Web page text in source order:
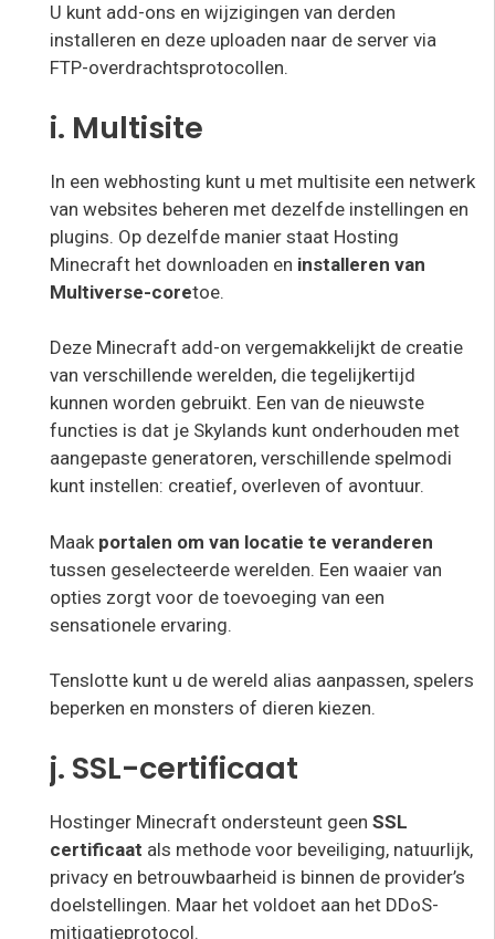
U kunt add-ons en wijzigingen van derden
installeren en deze uploaden naar de server via
FTP-overdrachtsprotocollen.
i. Multisite
In een webhosting kunt u met multisite een netwerk
van websites beheren met dezelfde instellingen en
plugins. Op dezelfde manier staat Hosting
Minecraft het downloaden en installeren van
Multiverse-coretoe.
Deze Minecraft add-on vergemakkelijkt de creatie
van verschillende werelden, die tegelijkertijd
kunnen worden gebruikt. Een van de nieuwste
functies is dat je Skylands kunt onderhouden met
aangepaste generatoren, verschillende spelmodi
kunt instellen: creatief, overleven of avontuur.
Maak portalen om van locatie te veranderen
tussen geselecteerde werelden. Een waaier van
opties zorgt voor de toevoeging van een
sensationele ervaring.
Tenslotte kunt u de wereld alias aanpassen, spelers
beperken en monsters of dieren kiezen.
j. SSL-certificaat
Hostinger Minecraft ondersteunt geen SSL
certificaat als methode voor beveiliging, natuurlijk,
privacy en betrouwbaarheid is binnen de provider’s
doelstellingen. Maar het voldoet aan het DDoS-
mitigatieprotocol.